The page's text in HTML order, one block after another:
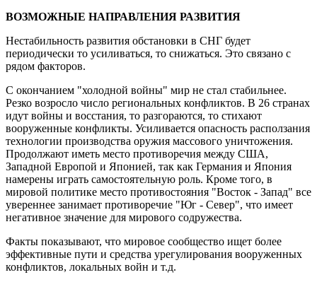
ВОЗМОЖНЫЕ НАПРАВЛЕНИЯ РАЗВИТИЯ
Нестабильность развития обстановки в СНГ будет
периодически то усиливаться, то снижаться. Это связано с
рядом факторов.
С окончанием "холодной войны" мир не стал стабильнее.
Резко возросло число региональных конфликтов. В 26 странах
идут войны и восстания, то разгораются, то стихают
вооруженные конфликты. Усиливается опасность расползания
технологии производства оружия массового уничтожения.
Продолжают иметь место противоречия между США,
Западной Европой и Японией, так как Германия и Япония
намерены играть самостоятельную роль. Кроме того, в
мировой политике место противостояния "Восток - Запад" все
увереннее занимает противоречие "Юг - Север", что имеет
негативное значение для мирового содружества.
Факты показывают, что мировое сообщество ищет более
эффективные пути и средства урегулирования вооруженных
конфликтов, локальных войн и т.д.